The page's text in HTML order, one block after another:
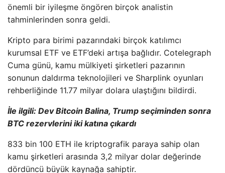
önemli bir iyileşme öngören birçok analistin
tahminlerinden sonra geldi.
Kripto para birimi pazarındaki birçok katılımcı
kurumsal ETF ve ETF’deki artışa bağlıdır. Cotelegraph
Cuma günü, kamu mülkiyeti şirketleri pazarının
sonunun daldırma teknolojileri ve Sharplink oyunları
rehberliğinde 11.77 milyar dolara ulaştığını bildirdi.
İle ilgili: Dev Bitcoin Balina, Trump seçiminden sonra
BTC rezervlerini iki katına çıkardı
833 bin 100 ETH ile kriptografik paraya sahip olan
kamu şirketleri arasında 3,2 milyar dolar değerinde
dördüncü büyük kaynağa sahiptir.